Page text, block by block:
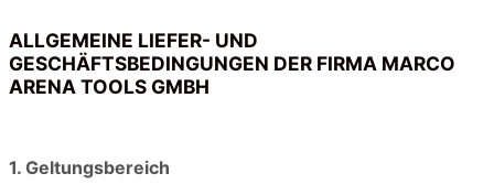
ALLGEMEINE LIEFER- UND
GESCHÄFTSBEDINGUNGEN DER FIRMA MARCO
ARENA TOOLS GMBH
1. Geltungsbereich